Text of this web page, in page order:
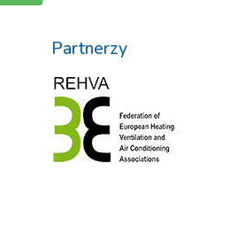
Partnerzy